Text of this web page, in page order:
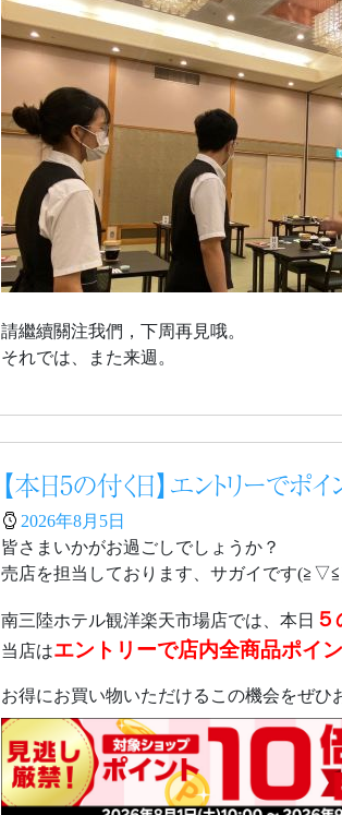
請繼續關注我們，下周再見哦。
それでは、また来週。
【本日5の付く日】エントリーで
2026年8月5日
皆さまいかがお過ごしでしょうか？
売店を担当しております、サガイです
南三陸ホテル観洋楽天市場店では、本日 ５
当店はエントリーで店内全商品ポイ
お得にお買い物いただけるこの機会をぜひ